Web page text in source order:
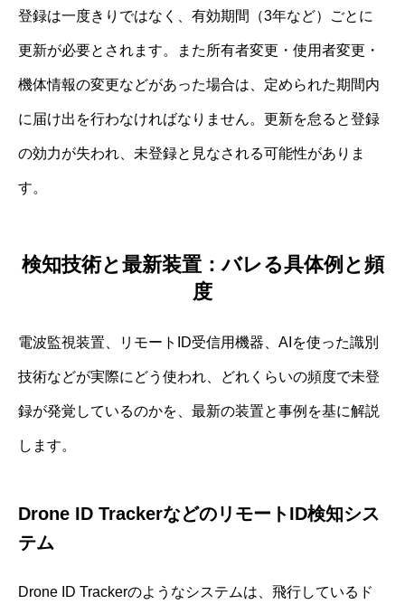
登録は一度きりではなく、有効期間（3年など）ごとに
更新が必要とされます。また所有者変更・使用者変更・
機体情報の変更などがあった場合は、定められた期間内
に届け出を行わなければなりません。更新を怠ると登録
の効力が失われ、未登録と見なされる可能性がありま
す。
検知技術と最新装置：バレる具体例と頻
度
電波監視装置、リモートID受信用機器、AIを使った識別
技術などが実際にどう使われ、どれくらいの頻度で未登
録が発覚しているのかを、最新の装置と事例を基に解説
します。
Drone ID TrackerなどのリモートID検知シス
テム
Drone ID Trackerのようなシステムは、飛行しているド